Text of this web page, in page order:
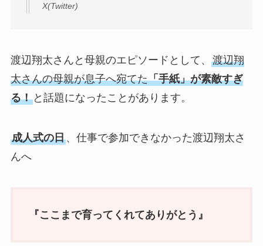
X(Twitter)
渡辺翔太さんと母親のエピソードとして、 渡辺翔
太さんの母親が息子へ宛てた「手紙」が素敵すぎ
る！と話題になったことがあります。
成人式の日、仕事で参加できなかった渡辺翔太さ
んへ
『ここまで育ってくれてありがとう』